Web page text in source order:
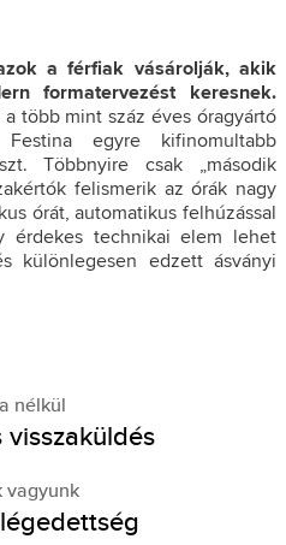
a férfiak vásárolják, akik
formatervezést keresnek.
több mint száz éves óragyártó
egyre kifinomultabb
Többnyire csak „második
felismerik az órák nagy
órát, automatikus felhúzással
érdekes technikai elem lehet
különlegesen edzett ásványi
nélkül
vagyunk